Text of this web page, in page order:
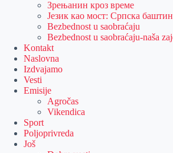
Зрењанин кроз време
Језик као мост: Српска
Bezbednost u saobraćaju
Bezbednost u saobraćaju-naša
Kontakt
Naslovna
Izdvajamo
Vesti
Emisije
Agročas
Vikendica
Sport
Poljoprivreda
Još